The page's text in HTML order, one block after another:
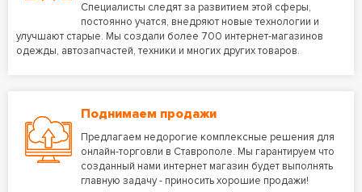
Специалисты следят за развитием этой сферы,
постоянно учатся, внедряют новые технологии и
улучшают старые. Мы создали более 700 интернет-магазинов
одежды, автозапчастей, техники и многих других товаров.
Поднимаем продажи
Предлагаем недорогие комплексные решения для
онлайн-торговли в Ставрополе. Мы гарантируем что
созданный нами интернет магазин будет выполнять
главную задачу - приносить хорошие продажи!